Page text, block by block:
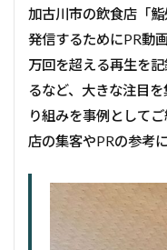
加古川市の飲食店「
発信するためにPR動
万回を超える再生を
るなど、大きな注目
り組みを事例として
店の集客やPRの参考